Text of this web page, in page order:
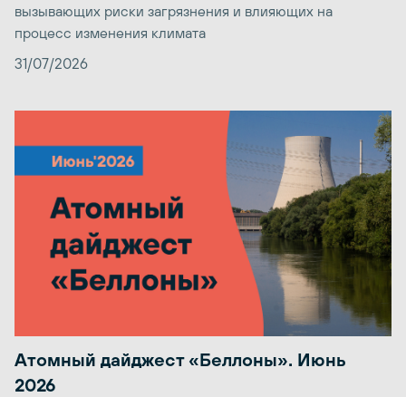
вызывающих риски загрязнения и влияющих на
процесс изменения климата
31/07/2026
Атомный дайджест «Беллоны». Июнь
2026